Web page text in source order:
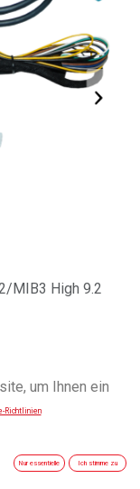
MIB3 High 9.2
um Ihnen ein
Richtlinien
Nur essentielle Ich stimme zu